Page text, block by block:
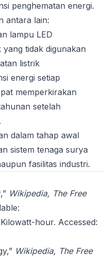
penghematan energi.
antara lain:
lampu LED
tidak digunakan
listrik
energi setiap
memperkirakan
setelah
dalam tahap awal
sistem tenaga surya
fasilitas industri.
Wikipedia, The Free
hour. Accessed:
Wikipedia, The Free